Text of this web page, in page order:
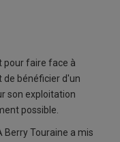
pour faire face à
de bénéficier d'un
son exploitation
possible.
Berry Touraine a mis